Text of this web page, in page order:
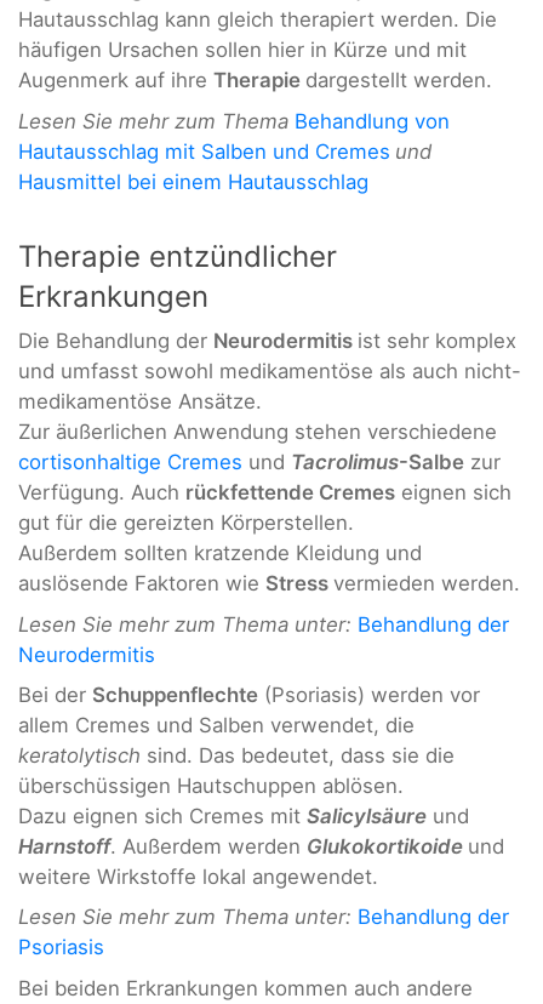
Hautausschlag kann gleich therapiert werden. Die
häufigen Ursachen sollen hier in Kürze und mit
Augenmerk auf ihre Therapie dargestellt werden.
Lesen Sie mehr zum Thema Behandlung von
Hautausschlag mit Salben und Cremes und
Hausmittel bei einem Hautausschlag
Therapie entzündlicher
Erkrankungen
Die Behandlung der Neurodermitis ist sehr komplex
und umfasst sowohl medikamentöse als auch nicht-
medikamentöse Ansätze.
Zur äußerlichen Anwendung stehen verschiedene
cortisonhaltige Cremes und Tacrolimus-Salbe zur
Verfügung. Auch rückfettende Cremes eignen sich
gut für die gereizten Körperstellen.
Außerdem sollten kratzende Kleidung und
auslösende Faktoren wie Stress vermieden werden.
Lesen Sie mehr zum Thema unter: Behandlung der
Neurodermitis
Bei der Schuppenflechte (Psoriasis) werden vor
allem Cremes und Salben verwendet, die
keratolytisch sind. Das bedeutet, dass sie die
überschüssigen Hautschuppen ablösen.
Dazu eignen sich Cremes mit Salicylsäure und
Harnstoff. Außerdem werden Glukokortikoide und
weitere Wirkstoffe lokal angewendet.
Lesen Sie mehr zum Thema unter: Behandlung der
Psoriasis
Bei beiden Erkrankungen kommen auch andere